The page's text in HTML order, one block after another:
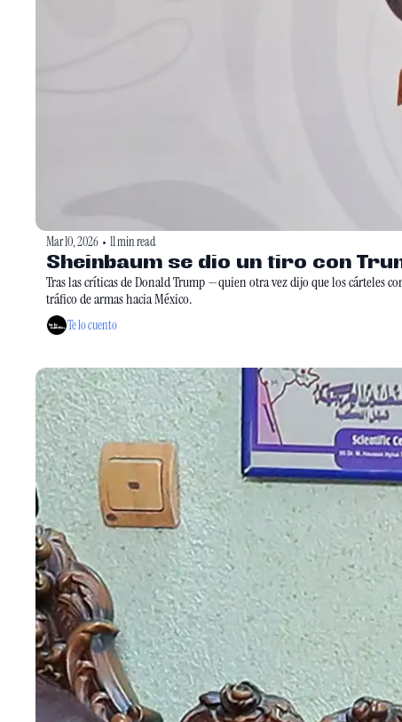
Mar 10, 2026 • 11 min read
Sheinbaum se dio un tiro con
Tras las críticas de Donald Trump —quien otra vez dijo que los cárteles
Te lo cuento